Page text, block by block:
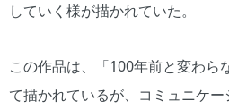
していく様が描かれていた。
この作品は、「100年前と変わら
て描かれているが、コミュニケー